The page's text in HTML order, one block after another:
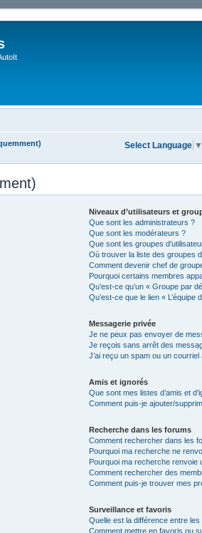
Select Language ▼
Niveaux d’utilisateurs et
Que sont les administrateurs ?
Que sont les modérateurs ?
Que sont les groupes
Où trouver la liste des groupes
Comment devenir chef de
Pourquoi certains membres
Qu’est-ce qu’un « Groupe par
Qu’est-ce que le lien « L’équipe
Messagerie privée
Je ne peux pas envoyer de
Je reçois sans arrêt des
J’ai reçu un spam ou un
Amis et ignorés
Que sont mes listes d’amis et
Comment puis-je ajouter/
Recherche dans les forums
Comment rechercher dans les
Pourquoi ma recherche ne
Pourquoi ma recherche renvoie
Comment rechercher des
Comment puis-je trouver mes
Surveillance et favoris
Quelle est la différence entre
Comment mettre en favoris ou